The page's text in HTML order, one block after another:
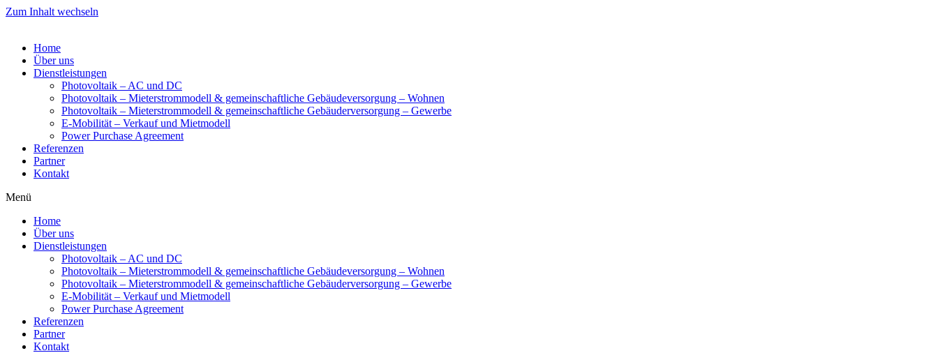
Zum Inhalt wechseln
Home
Über uns
Dienstleistungen
Photovoltaik – AC und DC
Photovoltaik – Mieterstrommodell & gemeinschaftliche Gebäudeversorgung – Wohnen
Photovoltaik – Mieterstrommodell & gemeinschaftliche Gebäuderversorgung – Gewerbe
E-Mobilität – Verkauf und Mietmodell
Power Purchase Agreement
Referenzen
Partner
Kontakt
Menü
Home
Über uns
Dienstleistungen
Photovoltaik – AC und DC
Photovoltaik – Mieterstrommodell & gemeinschaftliche Gebäudeversorgung – Wohnen
Photovoltaik – Mieterstrommodell & gemeinschaftliche Gebäuderversorgung – Gewerbe
E-Mobilität – Verkauf und Mietmodell
Power Purchase Agreement
Referenzen
Partner
Kontakt